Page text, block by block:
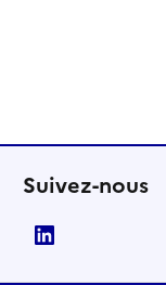
Suivez-nous